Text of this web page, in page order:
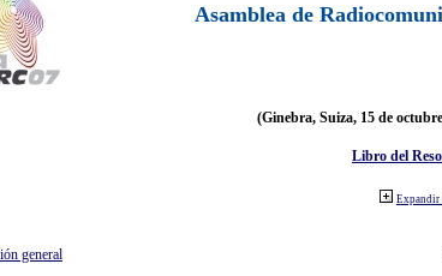
Asamblea de
(Ginebra, Suiza, 15 de
Libro del
Expandir
general